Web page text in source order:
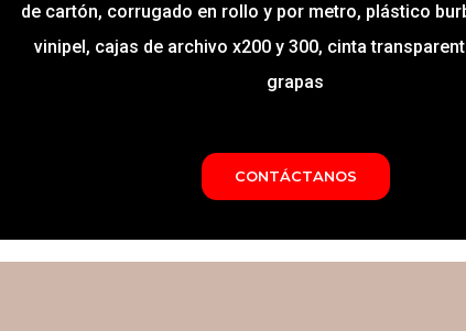
de cartón, corrugado en rollo y por metro, plástico
vinipel, cajas de archivo x200 y 300, cinta
grapas
CONTÁCTANOS